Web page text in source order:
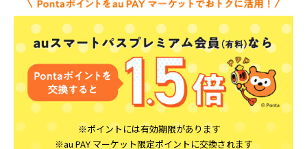
※ポイントには有効期限があります
※au PAY マーケット限定ポイントに交換されます